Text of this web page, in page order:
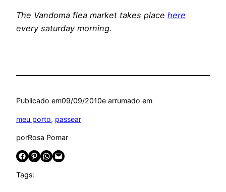
The Vandoma flea market takes place here
every saturday morning.
Publicado em09/09/2010e arrumado em
meu porto, passear
porRosa Pomar
Share on Facebook Share on Pinterest Share on WhatsApp Email this Page
Tags: